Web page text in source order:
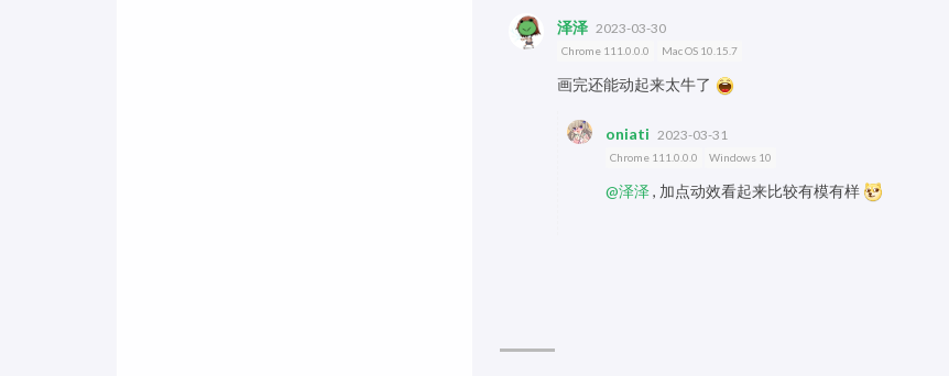
泽泽 2023-03-30
Chrome 111.0.0.0 Mac OS 10.15.7
画完还能动起来太牛了
oniati 2023-03-31
Chrome 111.0.0.0 Windows 10
@泽泽, 加点动效看起来比较有模有样